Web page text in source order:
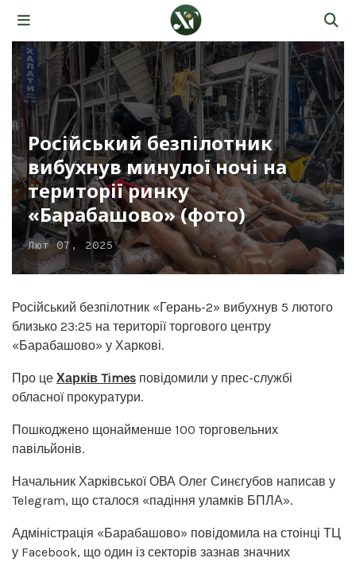
Російський безпілотник
вибухнув минулої ночі на
території ринку
«Барабашово» (фото)
Лют 07, 2025
Російський безпілотник «Герань-2» вибухнув 5 лютого
близько 23:25 на території торгового центру
«Барабашово» у Харкові.
Про це Харків Times повідомили у прес-службі
обласної прокуратури.
Пошкоджено щонайменше 100 торговельних
павільйонів.
Начальник Харківської ОВА Олег Синєгубов написав у
Telegram, що сталося «падіння уламків БПЛА».
Адміністрація «Барабашово» повідомила на стоінці ТЦ
у Facebook, що один із секторів зазнав значних